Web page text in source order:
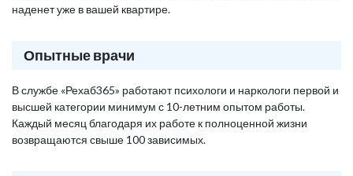
наденет уже в вашей квартире.
Опытные врачи
В службе «Рехаб365» работают психологи и наркологи первой и
высшей категории минимум с 10-летним опытом работы.
Каждый месяц благодаря их работе к полноценной жизни
возвращаются свыше 100 зависимых.